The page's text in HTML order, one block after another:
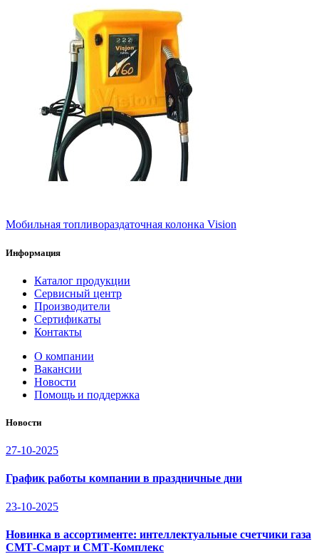
Мобильная топливораздаточная колонка Vision
Информация
Каталог продукции
Сервисный центр
Производители
Сертификаты
Контакты
О компании
Вакансии
Новости
Помощь и поддержка
Новости
27-10-2025
График работы компании в праздничные дни
23-10-2025
Новинка в ассортименте: интеллектуальные счетчики газа
СМТ-Смарт и СМТ-Комплекс